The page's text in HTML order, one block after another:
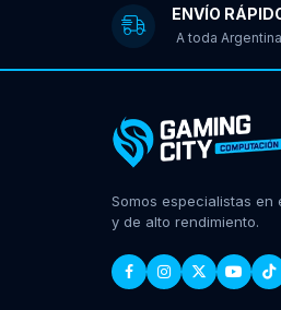
ENVÍO
A toda Argentina
Somos especialistas en
y de alto rendimiento.